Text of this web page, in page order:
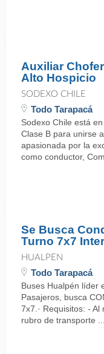
Auxiliar
Alto Hospicio
SODEXO CHILE
Todo Tarapacá
Sodexo Chile está
Clase B para unirse
apasionada por la
como conductor,
Se Busca
Turno 7x7
HUALPEN
Todo Tarapacá
Buses Hualpén líder
Pasajeros, busca
7x7.· Requisitos: -
rubro de transporte ...